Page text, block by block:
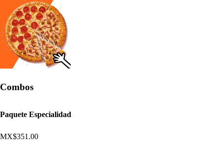
Combos
Paquete Especialidad
MX$351.00